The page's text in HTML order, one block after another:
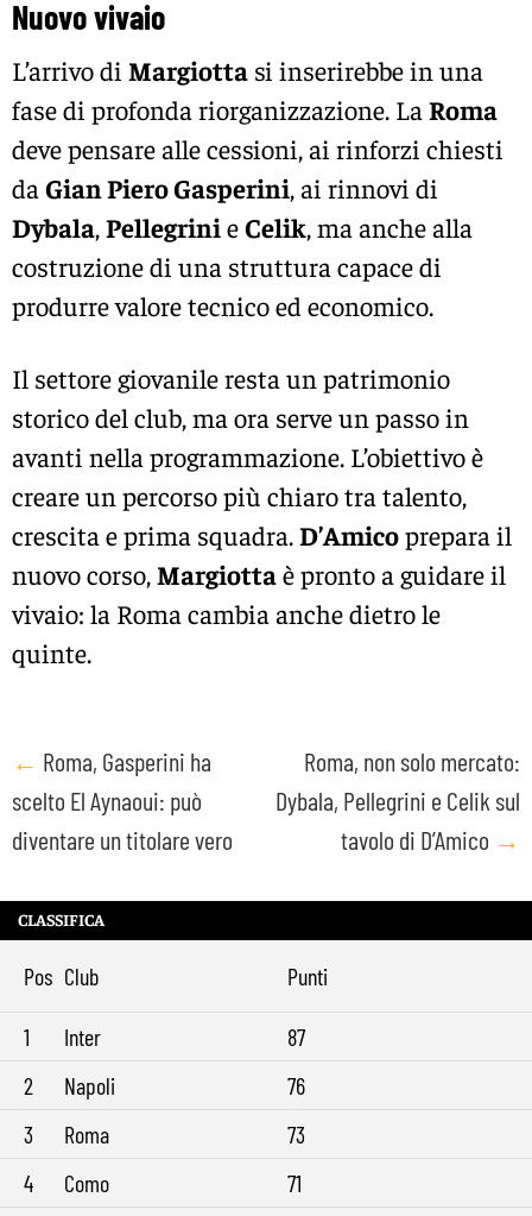
Nuovo vivaio
L’arrivo di Margiotta si inserirebbe in una
fase di profonda riorganizzazione. La Roma
deve pensare alle cessioni, ai rinforzi chiesti
da Gian Piero Gasperini, ai rinnovi di
Dybala,PellegrinieCelik, ma anche alla
costruzione di una struttura capace di
produrre valore tecnico ed economico.
Il settore giovanile resta un patrimonio
storico del club, ma ora serve un passo in
avanti nella programmazione. L’obiettivo è
creare un percorso più chiaro tra talento,
crescita e prima squadra.D’Amicoprepara il
nuovo corso, Margiottaè pronto a guidare il
vivaio: la Roma cambia anche dietro le
quinte.
Post
navigation
← Roma, Gasperini ha
scelto El Aynaoui: può
diventare un titolare vero
Roma, non solo mercato:
Dybala, Pellegrini e Celik sul
tavolo di D’Amico →
CLASSIFICA
Pos Club Punti
1 Inter
87
2
Napoli
76
3
Roma
73
4
Como
71